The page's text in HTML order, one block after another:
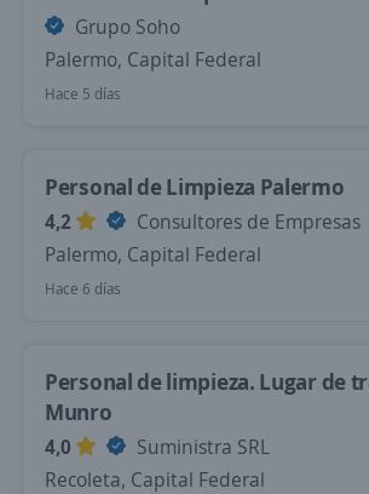
Grupo Soho
Palermo, Capital Federal
Hace 5 días
Personal de Limpieza Palermo
4,2
Consultores de Empresas
Palermo, Capital Federal
Hace 6 días
Personal de limpieza. Lugar de
Munro
4,0
Suministra SRL
Recoleta, Capital Federal